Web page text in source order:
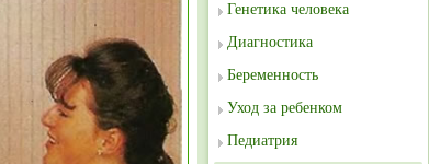
Генетика человека
Диагностика
Беременность
Уход за ребенком
Педиатрия